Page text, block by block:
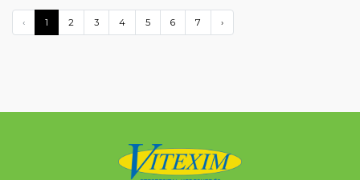
‹ 1 2 3 4 5 6 7 ›